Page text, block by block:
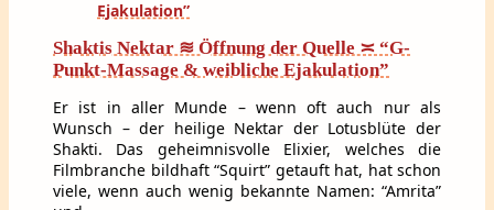
Shaktis Nektar ≋ Öffnung der Quelle ≍ “G-
Punkt-Massage & weibliche Ejakulation”
Er ist in aller Munde – wenn oft auch nur als
Wunsch – der heilige Nektar der Lotusblüte der
Shakti. Das geheimnisvolle Elixier, welches die
Filmbranche bildhaft “Squirt” getauft hat, hat schon
viele, wenn auch wenig bekannte Namen: “Amrita”